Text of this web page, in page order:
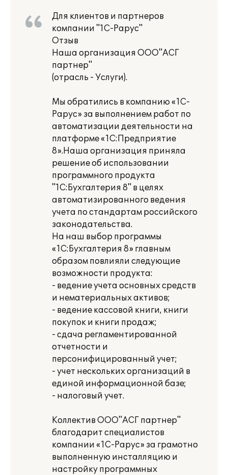
Для клиентов и партнеров
компании "1С-Рарус"
Отзыв
Наша организация ООО"АСГ
партнер"
(отрасль - Услуги).
Мы обратились в компанию «1С-
Рарус» за выполнением работ по
автоматизации деятельности на
платформе «1С:Предприятие
8».Наша организация приняла
решение об использовании
программного продукта
"1С:Бухгалтерия 8" в целях
автоматизированного ведения
учета по стандартам российского
законодательства.
На наш выбор программы
«1С:Бухгалтерия 8» главным
образом повлияли следующие
возможности продукта:
- ведение учета основных средств
и нематериальных активов;
- ведение кассовой книги, книги
покупок и книги продаж;
- сдача регламентированной
отчетности и
персонифицированный учет;
- учет нескольких организаций в
единой информационной базе;
- налоговый учет.
Коллектив ООО"АСГ партнер"
благодарит специалистов
компании «1С-Рарус» за грамотно
выполненную инсталляцию и
настройку программных